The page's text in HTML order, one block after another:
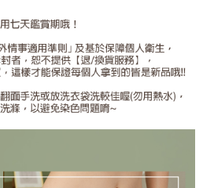
後付」後，將跳轉至「AFTEE先享後付」
額後，即可完成結帳。
繳費通知簡訊。
，點擊此簡訊中的連結，可透過四大超商／
立刻繳費，但若您需要取消訂單，請聯絡
消之訂單仍視為有效，需透過AFTEE先享
後付 」之結帳頁面顯示為準，若有關於
款等相關疑問，請聯繫「AFTEE先享後付
support/home
上)免運費
上)免運費
)免運費